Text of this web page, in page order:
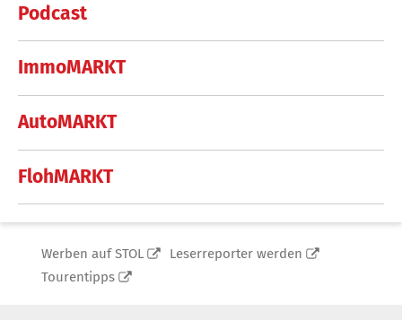
Podcast
ImmoMARKT
AutoMARKT
FlohMARKT
Werben auf STOL
Leserreporter werden
Tourentipps